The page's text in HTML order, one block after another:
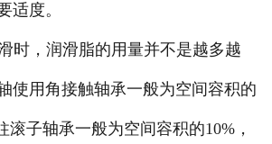
适度。
，润滑脂的用量并不是越多越
使用角接触轴承一般为空间容积的
滚子轴承一般为空间容积的10%，